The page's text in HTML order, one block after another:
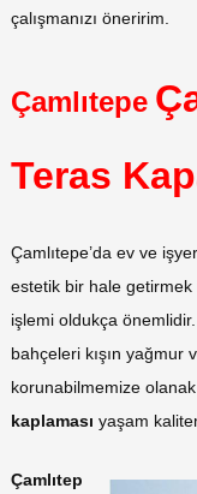
çalışmanızı öneririm.
Çamlıtepe
Teras
Çamlıtepe’da ev ve
estetik bir hale getirmek
işlemi oldukça
bahçeleri kışın yağmur
korunabilmemize
kaplaması yaşam
Çamlıtep